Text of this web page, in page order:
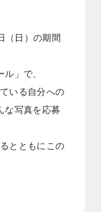
（日）の期間
」で、
いる自分への
な写真を応募
とともにこの